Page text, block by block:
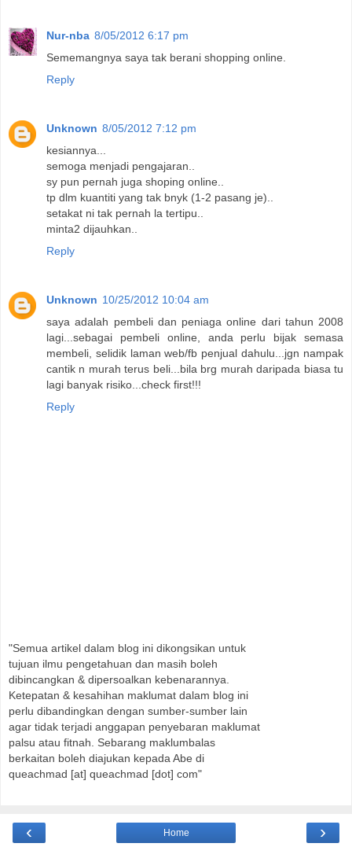
Nur-nba 8/05/2012 6:17 pm
Sememangnya saya tak berani shopping online.
Reply
Unknown 8/05/2012 7:12 pm
kesiannya...
semoga menjadi pengajaran..
sy pun pernah juga shoping online..
tp dlm kuantiti yang tak bnyk (1-2 pasang je)..
setakat ni tak pernah la tertipu..
minta2 dijauhkan..
Reply
Unknown 10/25/2012 10:04 am
saya adalah pembeli dan peniaga online dari tahun 2008
lagi...sebagai pembeli online, anda perlu bijak semasa
membeli, selidik laman web/fb penjual dahulu...jgn nampak
cantik n murah terus beli...bila brg murah daripada biasa tu
lagi banyak risiko...check first!!!
Reply
"Semua artikel dalam blog ini dikongsikan untuk
tujuan ilmu pengetahuan dan masih boleh
dibincangkan & dipersoalkan kebenarannya.
Ketepatan & kesahihan maklumat dalam blog ini
perlu dibandingkan dengan sumber-sumber lain
agar tidak terjadi anggapan penyebaran maklumat
palsu atau fitnah. Sebarang maklumbalas
berkaitan boleh diajukan kepada Abe di
queachmad [at] queachmad [dot] com"
‹ ›
Home